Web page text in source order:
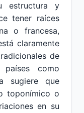
estructura y
tener raíces
o francesa,
claramente
de
como
sugiere que
toponímico o
en su